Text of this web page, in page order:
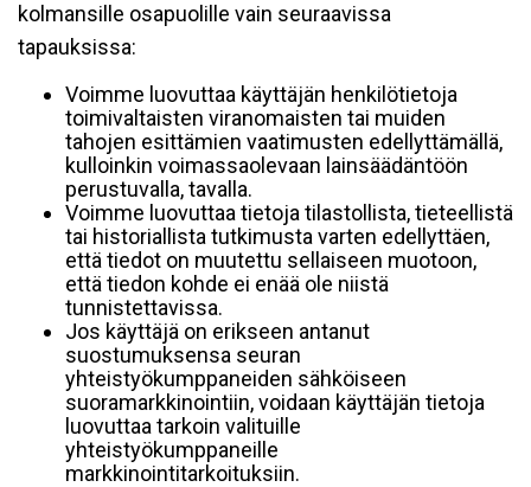
kolmansille osapuolille vain seuraavissa
tapauksissa:
Voimme luovuttaa käyttäjän henkilötietoja
toimivaltaisten viranomaisten tai muiden
tahojen esittämien vaatimusten edellyttämällä,
kulloinkin voimassaolevaan lainsäädäntöön
perustuvalla, tavalla.
Voimme luovuttaa tietoja tilastollista, tieteellistä
tai historiallista tutkimusta varten edellyttäen,
että tiedot on muutettu sellaiseen muotoon,
että tiedon kohde ei enää ole niistä
tunnistettavissa.
Jos käyttäjä on erikseen antanut
suostumuksensa seuran
yhteistyökumppaneiden sähköiseen
suoramarkkinointiin, voidaan käyttäjän tietoja
luovuttaa tarkoin valituille
yhteistyökumppaneille
markkinointitarkoituksiin.